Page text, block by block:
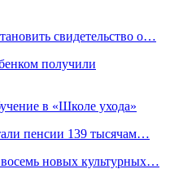
свидетельство о…
получили
в «Школе ухода»
пенсии 139 тысячам…
новых культурных…